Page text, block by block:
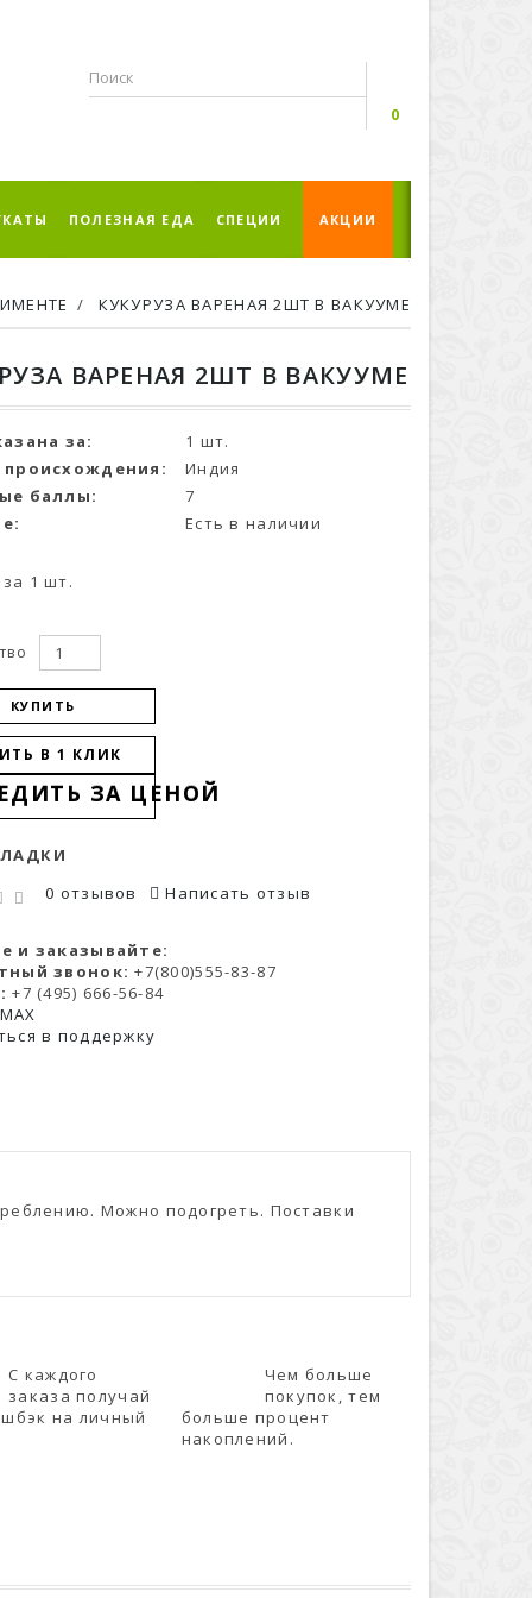
0
ПОЛЕЗНАЯ ЕДА СПЕЦИИ АКЦИИ
КУКУРУЗА ВАРЕНАЯ 2ШТ В ВАКУУМЕ
ВАРЕНАЯ 2ШТ В ВАКУУМЕ
за:
1 шт.
происхождения:
Индия
баллы:
7
Есть в наличии
за 1 шт.
КУПИТЬ
В 1 КЛИК
ЗА ЦЕНОЙ
0 отзывов
Написать отзыв
и заказывайте:
звонок: +7(800)555-83-87
+7 (495) 666-56-84
в поддержку
Можно подогреть. Поставки
С каждого
заказа получай
на личный
Чем больше
покупок, тем
больше процент
накоплений.